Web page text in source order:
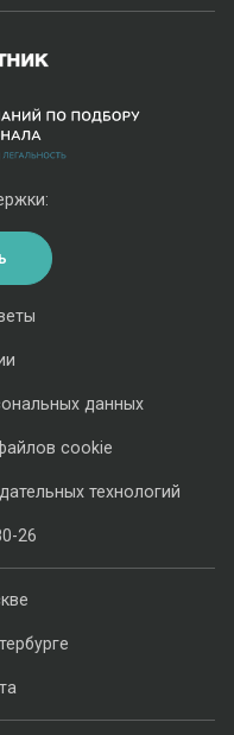
данных
cookie
технологий
26